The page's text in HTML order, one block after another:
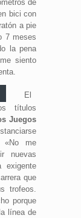
de
bici con
a pie
7 meses
la pena
siento
El
títulos
Juegos
«No me
nuevas
exigente
que
trofeos.
porque
línea de